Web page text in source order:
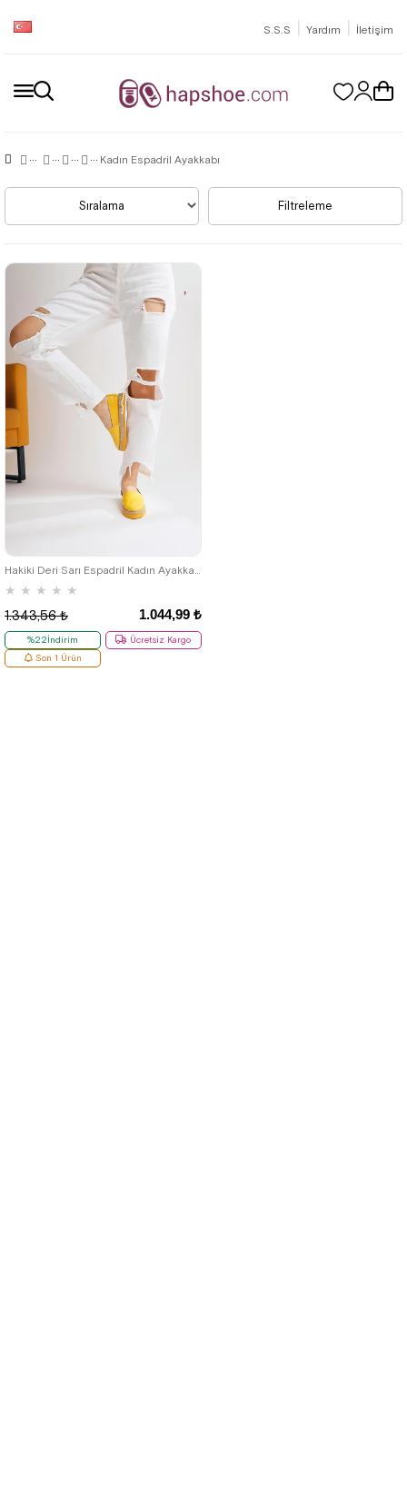
S.S.S | Yardım | İletişim
Kadın Espadril Ayakkabı
Filtreleme
Sıralama
Hakiki Deri Sarı Espadril Kadın Ayakkabı
★ ★ ★ ★ ★
1.044,99 ₺
1.343,56 ₺
%22İndirim
Ücretsiz Kargo
Son 1 Ürün